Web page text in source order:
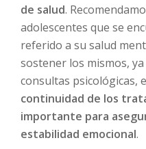
de salud.
adolescentes que se
referido a su salud
sostener los mismos,
consultas psicológicas,
continuidad de los
importante para
estabilidad emocional.